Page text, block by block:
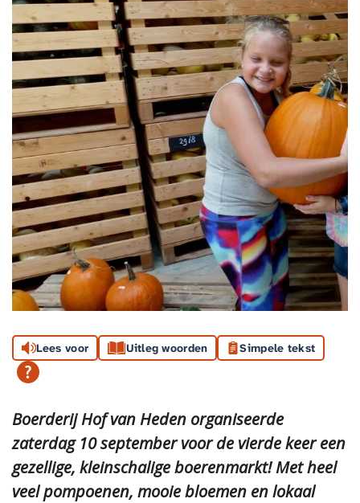
Lees voor Uitleg woorden Simpele tekst
Boerderij Hof van Heden organiseerde
zaterdag 10 september voor de vierde keer een
gezellige, kleinschalige boerenmarkt! Met heel
veel pompoenen, mooie bloemen en lokaal